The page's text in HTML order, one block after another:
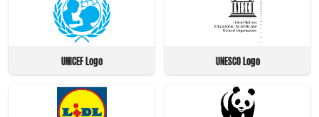
UNICEF Logo UNESCO Logo